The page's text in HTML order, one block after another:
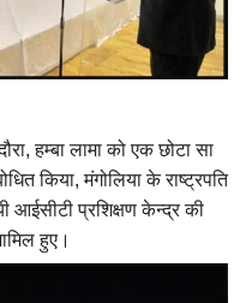
हम्बा लामा को एक छोटा सा
किया,मंगोलिया के राष्ट्रपति
आईसीटी प्रशिक्षण केन्द्र की
हुए।